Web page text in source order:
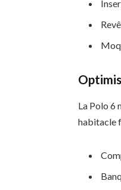
La Polo 6
habitacle